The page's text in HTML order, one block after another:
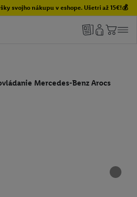
svojho nákupu v eshope. Ušetri až 15€!💰
Mercedes-Benz Arocs